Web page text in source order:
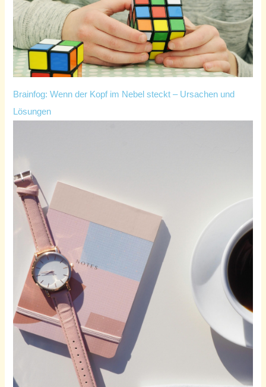
Brainfog: Wenn der Kopf im Nebel steckt – Ursachen und
Lösungen